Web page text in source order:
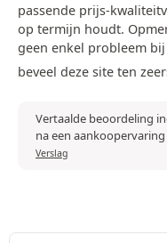
passende prijs-
op termijn houdt.
geen enkel probleem
beveel deze site ten
Vertaalde beoordeling
na een
Verslag